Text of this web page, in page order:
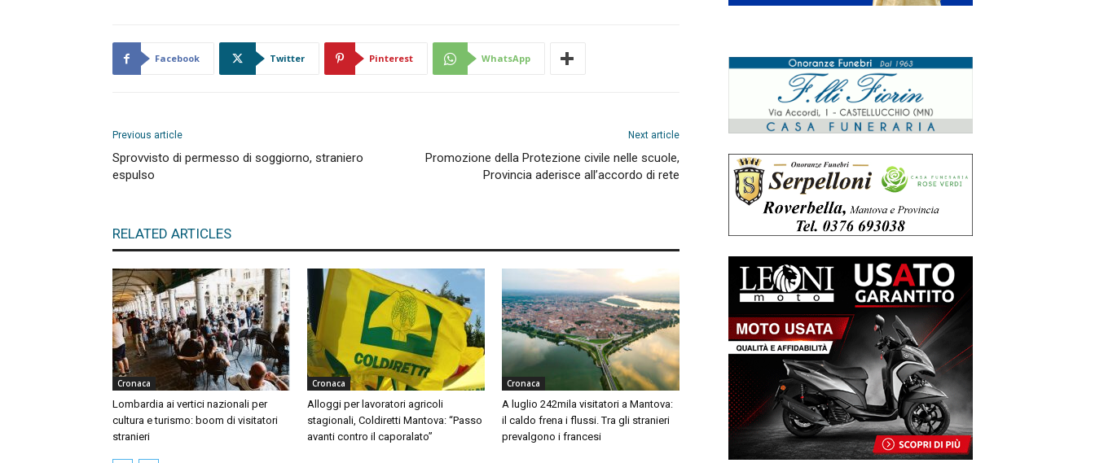
Facebook Twitter Pinterest WhatsApp
Previous article
Sprovvisto di permesso di soggiorno, straniero
espulso
Next article
Promozione della Protezione civile nelle scuole,
Provincia aderisce all’accordo di rete
RELATED ARTICLES
Cronaca
Lombardia ai vertici nazionali per
cultura e turismo: boom di visitatori
stranieri
Cronaca
Alloggi per lavoratori agricoli
stagionali, Coldiretti Mantova: “Passo
avanti contro il caporalato”
Cronaca
A luglio 242mila visitatori a Mantova:
il caldo frena i flussi. Tra gli stranieri
prevalgono i francesi